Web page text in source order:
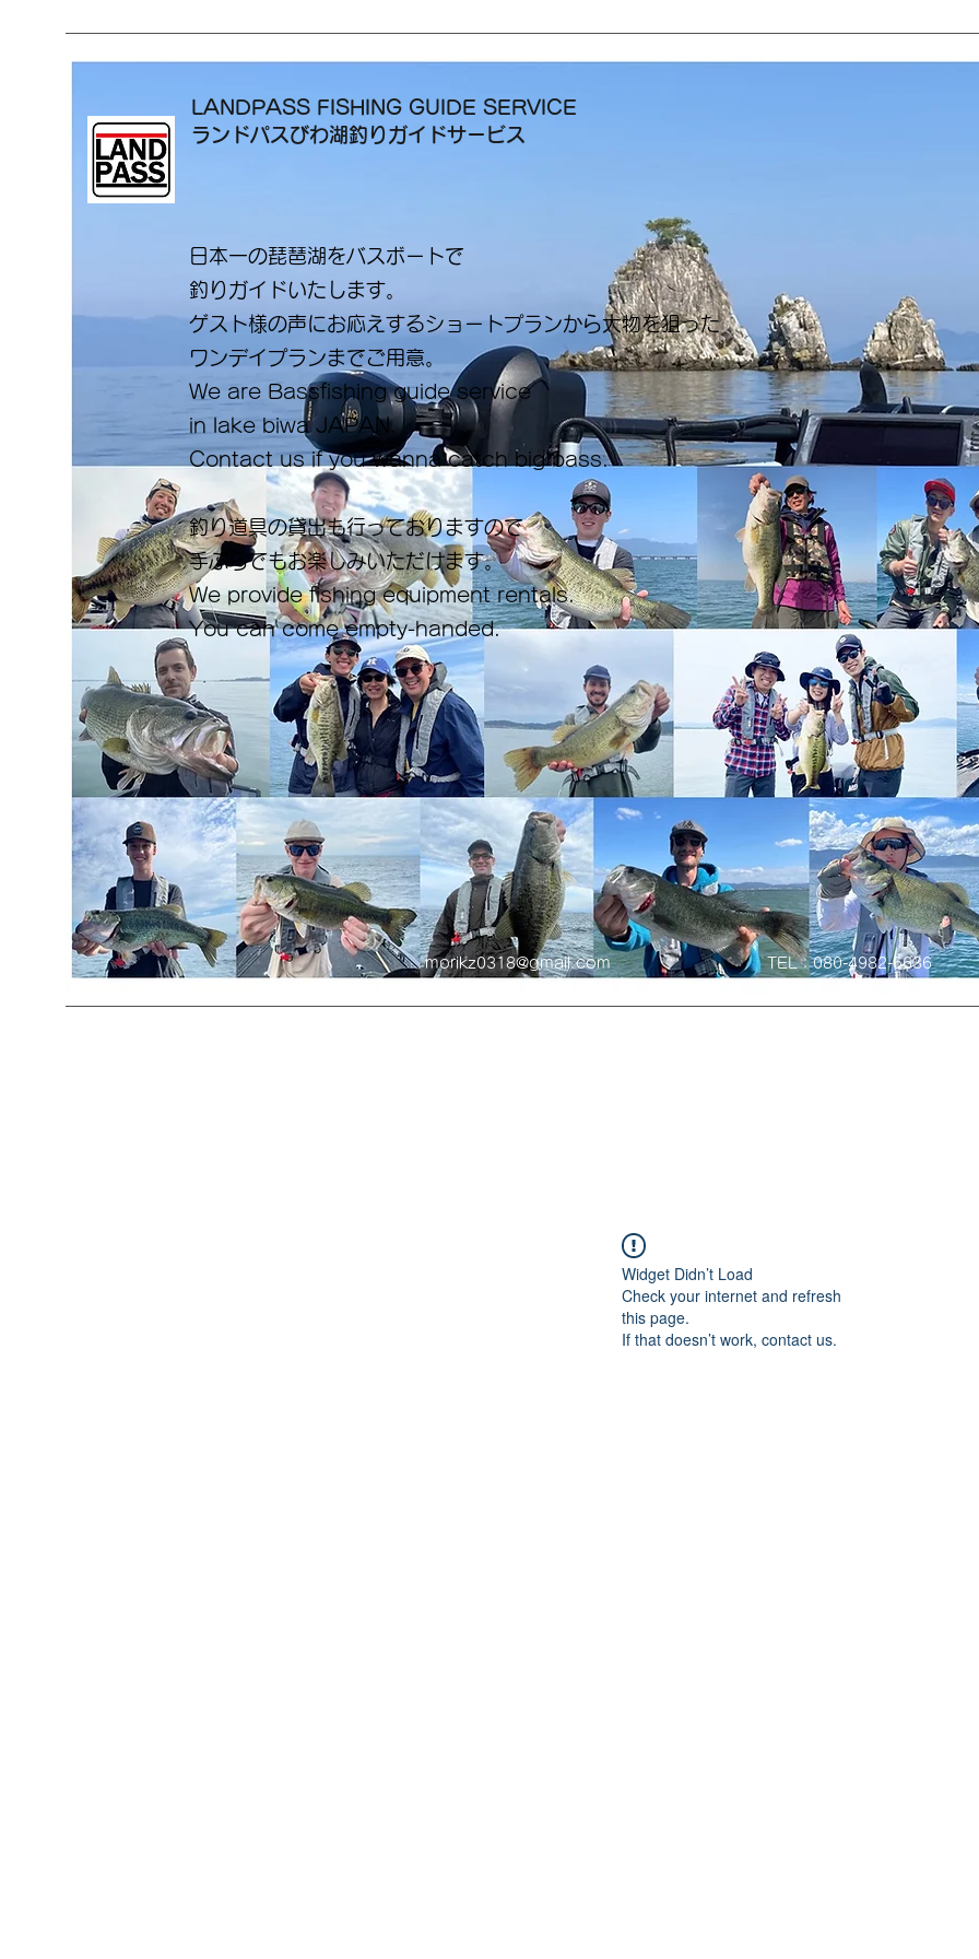
LANDPASS FISHING GUIDE SERVICE
ランドパスびわ湖釣りガイドサービス
日本一の琵琶湖をバスボートで
釣りガイドいたします。
​ゲスト様の声にお応えするショートプランから大物を狙った
ワンデイプランまでご用意。
​We are Bassfishing guide service
in lake biwa ​JAPAN.
Contact us if you wanna catch big bass.
釣り道具の貸出も行っておりますので
手ぶらでもお楽しみいただけます。
We provide fishing equipment rentals.
You can come empty-handed.
morikz0318@gmail.com TEL：080-4982-6636
Widget Didn’t Load
Check your internet and refresh
this page.
If that doesn’t work, contact us.